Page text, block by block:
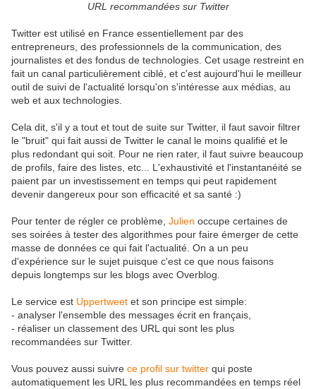
URL recommandées sur Twitter
Twitter est utilisé en France essentiellement par des
entrepreneurs, des professionnels de la communication, des
journalistes et des fondus de technologies. Cet usage restreint en
fait un canal particulièrement ciblé, et c'est aujourd'hui le meilleur
outil de suivi de l'actualité lorsqu'on s'intéresse aux médias, au
web et aux technologies.
Cela dit, s'il y a tout et tout de suite sur Twitter, il faut savoir filtrer
le "bruit" qui fait aussi de Twitter le canal le moins qualifié et le
plus redondant qui soit. Pour ne rien rater, il faut suivre beaucoup
de profils, faire des listes, etc... L'exhaustivité et l'instantanéité se
paient par un investissement en temps qui peut rapidement
devenir dangereux pour son efficacité et sa santé :)
Pour tenter de régler ce problème, Julien occupe certaines de
ses soirées à tester des algorithmes pour faire émerger de cette
masse de données ce qui fait l'actualité. On a un peu
d'expérience sur le sujet puisque c'est ce que nous faisons
depuis longtemps sur les blogs avec Overblog.
Le service est Uppertweet et son principe est simple:
- analyser l'ensemble des messages écrit en français,
- réaliser un classement des URL qui sont les plus
recommandées sur Twitter.
Vous pouvez aussi suivre ce profil sur twitter qui poste
automatiquement les URL les plus recommandées en temps réel